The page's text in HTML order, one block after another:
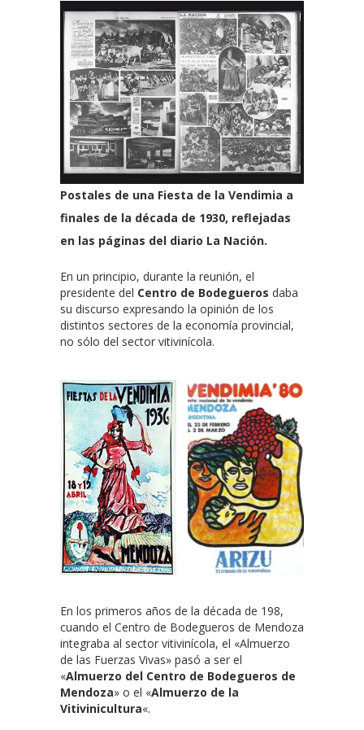
Postales de una Fiesta de la Vendimia a
finales de la década de 1930, reflejadas
en las páginas del diario La Nación.
En un principio, durante la reunión, el
presidente del Centro de Bodegueros daba
su discurso expresando la opinión de los
distintos sectores de la economía provincial,
no sólo del sector vitivinícola.
En los primeros años de la década de 198,
cuando el Centro de Bodegueros de Mendoza
integraba al sector vitivinícola, el «Almuerzo
de las Fuerzas Vivas» pasó a ser el
«Almuerzo del Centro de Bodegueros de
Mendoza» o el «Almuerzo de la
Vitivinicultura«.